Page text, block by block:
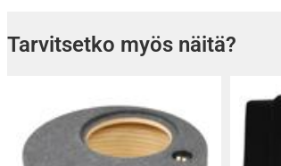
Tarvitsetko myös näitä?